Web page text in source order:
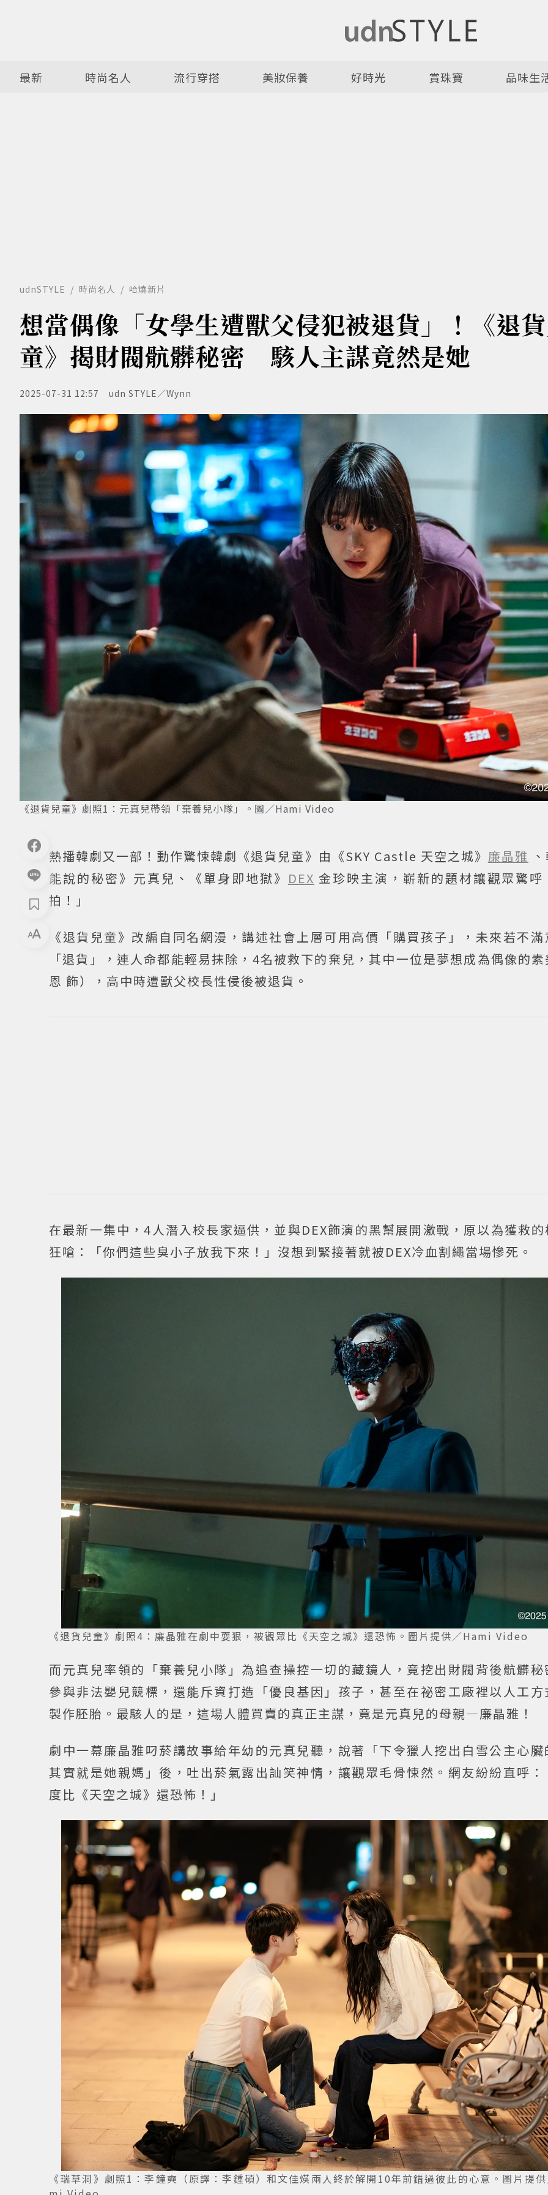
最新 時尚名人 流行穿搭 美妝保養 好時光 賞珠寶 品味生
udnSTYLE 時尚名人 哈燒新片
想當偶像「女學生遭獸父侵犯被退貨」！《退
童》揭財閥骯髒秘密 駭人主謀竟然是她
2025-07-31 12:57 udn STYLE／Wynn
《退貨兒童》劇照1：元真兒帶領「棄養兒小隊」。圖／Hami Video
熱播韓劇又一部！動作驚悚韓劇《退貨兒童》由《SKY Castle 天空之城》 廉晶雅
能說的秘密》元真兒、《單身即地獄》 DEX 金珍映主演，嶄新的題材讓觀眾驚呼
拍！」
《退貨兒童》改編自同名網漫，講述社會上層可用高價「購買孩子」，未來若不
「退貨」，連人命都能輕易抹除，4名被救下的棄兒，其中一位是夢想成為偶像的
恩 飾），高中時遭獸父校長性侵後被退貨。
在最新一集中，4人潛入校長家逼供，並與DEX飾演的黑幫展開激戰，原以為獲救
狂嗆：「你們這些臭小子放我下來！」沒想到緊接著就被DEX冷血割繩當場慘死。
《退貨兒童》劇照4：廉晶雅在劇中耍狠，被觀眾比《天空之城》還恐怖。圖片提供／Hami Video
而元真兒率領的「棄養兒小隊」為追查操控一切的藏鏡人，竟挖出財閥背後骯髒
參與非法嬰兒競標，還能斥資打造「優良基因」孩子，甚至在祕密工廠裡以人工
製作胚胎。最駭人的是，這場人體買賣的真正主謀，竟是元真兒的母親—廉晶雅！
劇中一幕廉晶雅叼菸講故事給年幼的元真兒聽，說著「下令獵人挖出白雪公主心
其實就是她親媽」後，吐出菸氣露出訕笑神情，讓觀眾毛骨悚然。網友紛紛直呼
度比《天空之城》還恐怖！」
《瑞草洞》劇照1：李鐘奭（原譯：李鍾碩）和文佳煐兩人終於解開10年前錯過彼此的心意。圖片提